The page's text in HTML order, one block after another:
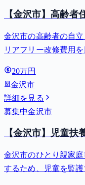
【金沢市】高齢者
金沢市の高齢者の自
リアフリー改修費用を
20万円
金沢市
詳細を見る
募集中金沢市
【金沢市】児童扶
金沢市のひとり親家
するため、児童を監